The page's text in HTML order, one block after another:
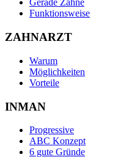
Gerade Zähne
Funktionsweise
ZAHNARZT
Warum
Möglichkeiten
Vorteile
INMAN
Progressive
ABC Konzept
6 gute Gründe